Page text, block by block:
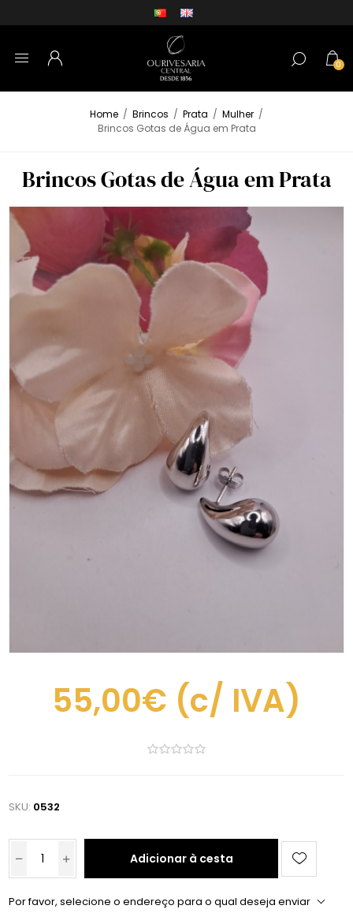
0
Home / Brincos / Prata / Mulher /
Brincos Gotas de Água em Prata
Brincos Gotas de Água em Prata
55,00€ (c/ IVA)
SKU: 0532
Adicionar à cesta
Por favor, selecione o endereço para o qual deseja enviar